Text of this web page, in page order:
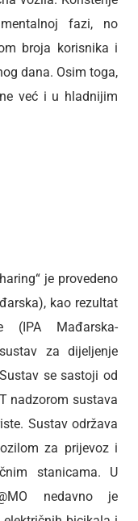
fazi, no
broja korisnika i
dana. Osim toga,
već i u hladnijim
je provedeno
kao rezultat
(IPA Mađarska-
za dijeljenje
se sastoji od
nadzorom sustava
Sustav održava
za prijevoz i
stanicama. U
nedavno je